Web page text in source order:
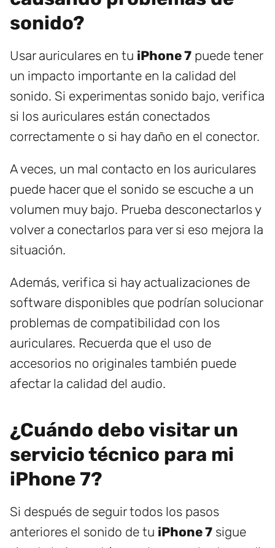
sonido?
Usar auriculares en tu iPhone 7 puede tener
un impacto importante en la calidad del
sonido. Si experimentas sonido bajo, verifica
si los auriculares están conectados
correctamente o si hay daño en el conector.
A veces, un mal contacto en los auriculares
puede hacer que el sonido se escuche a un
volumen muy bajo. Prueba desconectarlos y
volver a conectarlos para ver si eso mejora la
situación.
Además, verifica si hay actualizaciones de
software disponibles que podrían solucionar
problemas de compatibilidad con los
auriculares. Recuerda que el uso de
accesorios no originales también puede
afectar la calidad del audio.
¿Cuándo debo visitar un
servicio técnico para mi
iPhone 7?
Si después de seguir todos los pasos
anteriores el sonido de tu iPhone 7 sigue